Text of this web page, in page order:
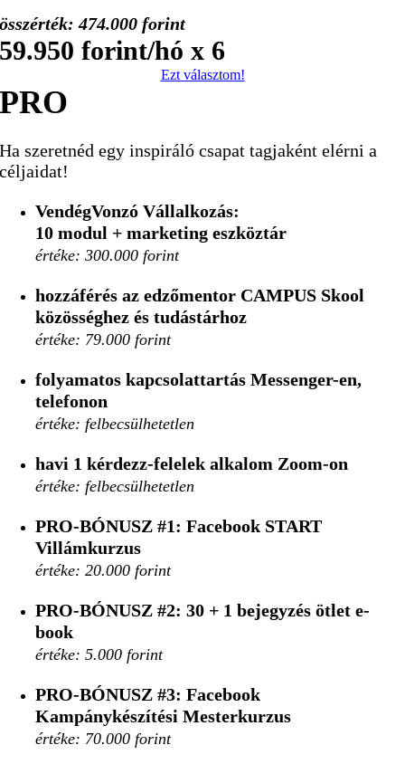
összérték: 474.000 forint
59.950 forint/hó x 6
Ezt választom!
PRO
Ha szeretnéd egy inspiráló csapat tagjaként elérni a
céljaidat!
VendégVonzó Vállalkozás:
10 modul + marketing eszköztár
értéke: 300.000 forint
hozzáférés az edzőmentor CAMPUS Skool
közösséghez és tudástárhoz
értéke: 79.000 forint
folyamatos kapcsolattartás Messenger-en,
telefonon
értéke: felbecsülhetetlen
havi 1 kérdezz-felelek alkalom Zoom-on
értéke: felbecsülhetetlen
PRO-BÓNUSZ #1:Facebook START
Villámkurzus
értéke: 20.000 forint
PRO-BÓNUSZ #2:30 + 1 bejegyzés ötlet e-
book
értéke: 5.000 forint
PRO-BÓNUSZ #3:Facebook
Kampánykészítési Mesterkurzus
értéke: 70.000 forint